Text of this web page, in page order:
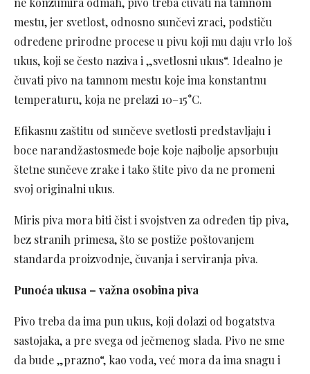
mestu, jer svetlost, odnosno sunčevi zraci, podstiču
određene prirodne procese u pivu koji mu daju vrlo loš
ukus, koji se često naziva i „svetlosni ukus“. Idealno je
čuvati pivo na tamnom mestu koje ima konstantnu
temperaturu, koja ne prelazi 10–15°C.
Efikasnu zaštitu od sunčeve svetlosti predstavljaju i
boce narandžastosmeđe boje koje najbolje apsorbuju
štetne sunčeve zrake i tako štite pivo da ne promeni
svoj originalni ukus.
Miris piva mora biti čist i svojstven za određen tip piva,
bez stranih primesa, što se postiže poštovanjem
standarda proizvodnje, čuvanja i serviranja piva.
Punoća ukusa – važna osobina piva
Pivo treba da ima pun ukus, koji dolazi od bogatstva
sastojaka, a pre svega od ječmenog slada. Pivo ne sme
da bude „prazno“, kao voda, već mora da ima snagu i